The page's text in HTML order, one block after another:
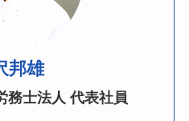
邦雄
務士法人 代表社員